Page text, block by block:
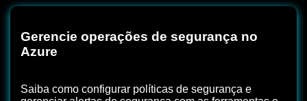
Gerencie operações de segurança no
Azure
Saiba como configurar políticas de segurança e